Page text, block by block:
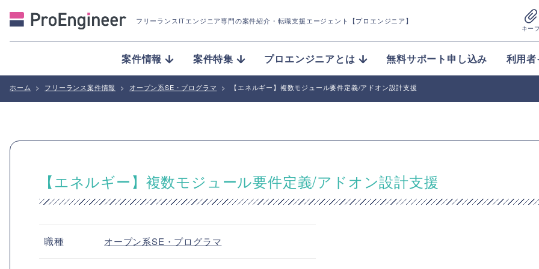
フリーランスITエンジニア専門の案件紹介 ・転職支援エージェント【プロエンジニア】
キー
案件情報 案件特集 プロエンジニアとは 無料サポート申し込み 利用
ホーム > フリーランス案件情報 > オープン系SE・プログラマ > 【エネルギー】複数モジュール要件定義/アドオン設計支援
【エネルギー】複数モジュール要件定義/アドオン設計支援
職種 オープン系SE・プログラマ